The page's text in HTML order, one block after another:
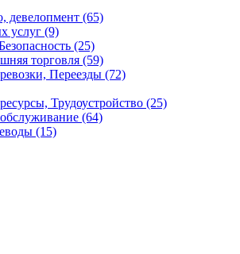
девелопмент (65)
услуг (9)
(25)
торговля (59)
Переезды (72)
Трудоустройство (25)
(64)
(15)